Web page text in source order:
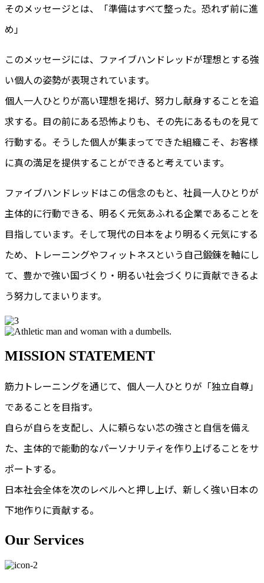
そのメッセージとは、「準備はすべて整った。恐れず前に進
め」
このメッセージには、ファイブハンドレッドが理想とする強
い個人の姿勢が表現されています。
個人一人ひとりが高い理想を掲げ、努力し献身することを追
求する。目の前にある恐怖よりも、その先にあるものを見て
行動する。そうした個人が集まってできた組織こそ、お客様
に真の満足を提供することができると考えています。
ファイブハンドレッドはこの信念のもと、社員一人ひとりが
主体的に行動できる、明るく元気あふれる企業であることを
目指しています。そして現代の日本をより明るく元気にする
ため、トレーニングやフィットネスという自己鍛錬を軸にし
て、豊かで強い国づくり・明るい社会づくりに貢献できるよ
う努力してまいります。
MISSION STATEMENT
筋力トレーニングを通じて、個人一人ひとりが「独立自尊」
であることを目指す。
自らが自らを支配し、人に頼らない芯の強さと自信を備え
た、主体的で能動的なパーソナリティを作り上げることをサ
ポートする。
日本社会全体を次のレベルへと押し上げ、新しく強い日本の
下地作りに貢献する。
Our Services